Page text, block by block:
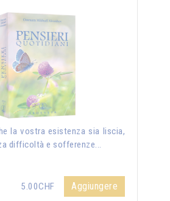
la vostra esistenza sia liscia,
difficoltà e sofferenze...
5.00CHF Aggiungere